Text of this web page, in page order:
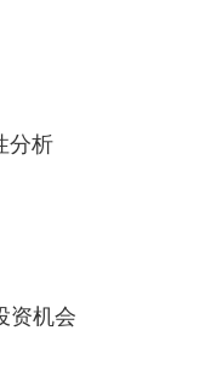
分析
资机会